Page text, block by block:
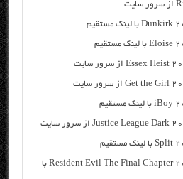
دانلود رایگان فیلم خارجی Resident Evil The Final Chapter 2017 با